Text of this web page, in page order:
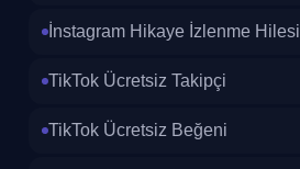
İnstagram Hikaye İzlenme Hilesi
TikTok Ücretsiz Takipçi
TikTok Ücretsiz Beğeni